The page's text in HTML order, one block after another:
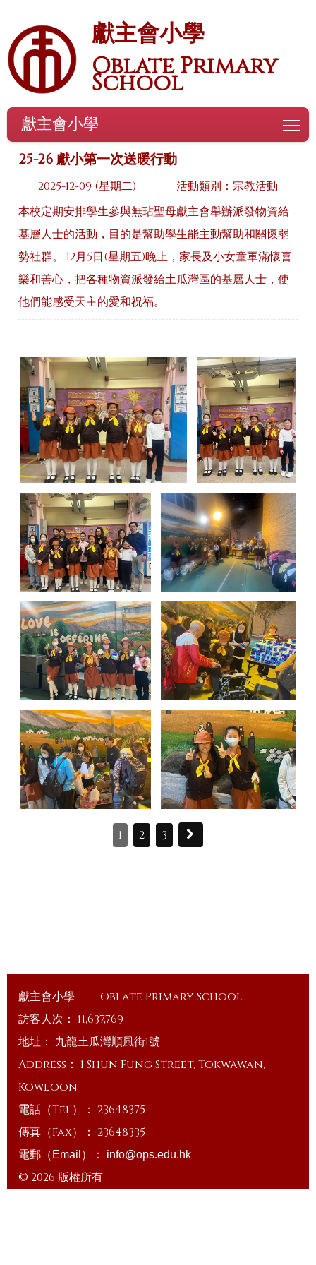
獻主會小學
Oblate Primary
School
獻主會小學
25-26 獻小第一次送暖行動
2025-12-09 (星期二)
活動類別：宗教活動
本校定期安排學生參與無玷聖母獻主會舉辦派發物資給
基層人士的活動，目的是幫助學生能主動幫助和關懷弱
勢社群。 12月5日(星期五)晚上，家長及小女童軍滿懷喜
樂和善心，把各種物資派發給土瓜灣區的基層人士，使
他們能感受天主的愛和祝福。
1 2 3
獻主會小學
Oblate Primary School
訪客人次： 11,637,769
地址： 九龍土瓜灣順風街1號
Address： 1 Shun Fung Street, Tokwawan,
Kowloon
電話（Tel）： 23648375
傳真（Fax）： 23648335
電郵（Email）： info@ops.edu.hk
© 2026 版權所有